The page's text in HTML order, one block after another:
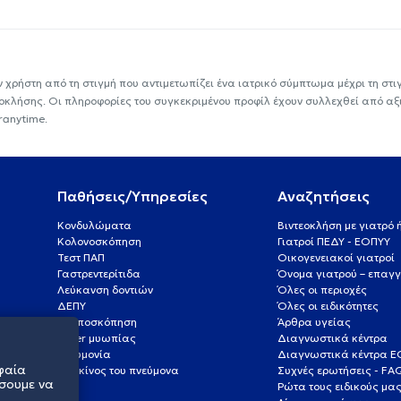
από τη στιγμή που αντιμετωπίζει ένα ιατρικό σύμπτωμα μέχρι τη
Οι πληροφορίες του συγκεκριμένου προφίλ έχουν συλλεχθεί από
Παθήσεις/Υπηρεσίες
Κονδυλώματα
Κολονοσκόπηση
Τεστ ΠΑΠ
Γαστρεντερίτιδα
Λεύκανση δοντιών
ΔΕΠΥ
Κολποσκόπηση
Laser μυωπίας
Πνευμονία
Καρκίνος του πνεύμονα
Αναζητήσεις
Βιντεοκλήση με
Γιατροί ΠΕΔΥ - ΕΟΠΥΥ
Οικογενειακοί γιατροί
Όνομα γιατρού –
Όλες οι περιοχές
Όλες οι ειδικότητες
Άρθρα υγείας
Διαγνωστικά κέντρα
Διαγνωστικά κέντρα
Συχνές ερωτήσεις -
Ρώτα τους ειδικούς
να